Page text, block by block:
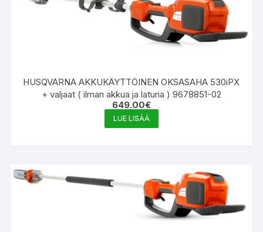
HUSQVARNA AKKUKÄYTTÖINEN OKSASAHA 530iPX
+ valjaat ( ilman akkua ja laturia ) 9678851-02
649.00€
LUE LISÄÄ